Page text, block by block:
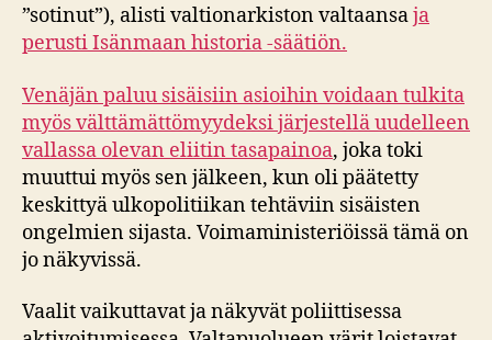
”sotinut”), alisti valtionarkiston valtaansaja
perusti Isänmaan historia -säätiön.
Venäjän paluu sisäisiin asioihin voidaan tulkita
myös välttämättömyydeksi järjestellä uudelleen
vallassa olevan eliitin tasapainoa, joka toki
muuttui myös sen jälkeen, kun oli päätetty
keskittyä ulkopolitiikan tehtäviin sisäisten
ongelmien sijasta. Voimaministeriöissä tämä on
jo näkyvissä.
Vaalit vaikuttavat ja näkyvät poliittisessa